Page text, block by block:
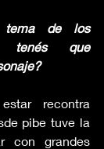
tema de los
tenés que
recontra
pibe tuve la
con grandes